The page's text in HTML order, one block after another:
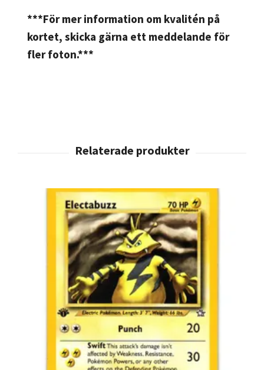
***För mer information om kvalitén på
kortet, skicka gärna ett meddelande för
fler foton.***